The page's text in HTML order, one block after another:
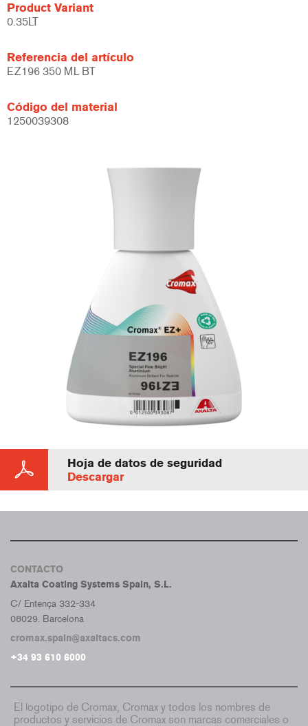
Product Variant
0.35LT
Referencia del artículo
EZ196 350 ML BT
Código del material
1250039308
Hoja de datos de seguridad
Descargar
CONTACTO
Axalta Coating Systems Spain, S.L.
C/ Entença 332-334
08029. Barcelona
cromax.spain@axaltacs.com
+34 93 610 6000
El logotipo de Cromax, Cromax y todos los nombres de
productos y servicios de Cromax son marcas comerciales o